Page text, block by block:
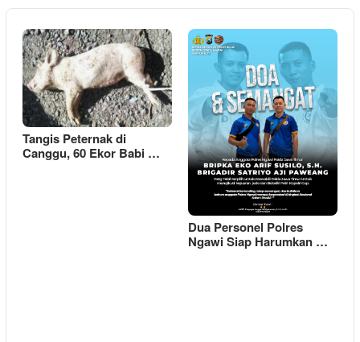
Tangis Peternak di
Canggu, 60 Ekor Babi …
Dua Personel Polres
Ngawi Siap Harumkan …